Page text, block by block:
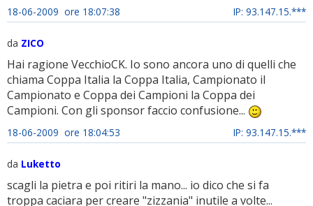
18-06-2009 ore 18:07:38 IP: 93.147.15.***
da ZICO
Hai ragione VecchioCK. Io sono ancora uno di quelli che
chiama Coppa Italia la Coppa Italia, Campionato il
Campionato e Coppa dei Campioni la Coppa dei
Campioni. Con gli sponsor faccio confusione...
18-06-2009 ore 18:04:53 IP: 93.147.15.***
da Luketto
scagli la pietra e poi ritiri la mano... io dico che si fa
troppa caciara per creare "zizzania" inutile a volte...